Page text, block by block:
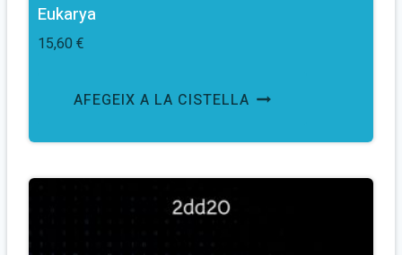
Eukarya
15,60 €
AFEGEIX A LA CISTELLA